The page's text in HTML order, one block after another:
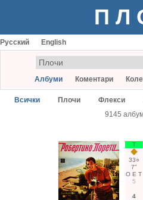
Русский English
Албуми Коментари
Всички Плочи Флекси
9145
Т
33○
7"
О Е Т
5
4